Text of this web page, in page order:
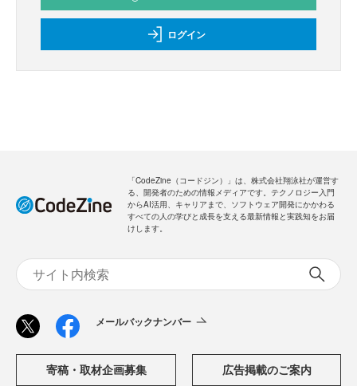
ログイン
「CodeZine（コードジン）」は、株式会社翔泳社が運営す
る、開発者のための情報メディアです。テクノロジー入門
からAI活用、キャリアまで、ソフトウェア開発にかかわる
すべての人の学びと成長を支える最新情報と実践知をお届
けします。
メールバックナンバー
寄稿・取材企画募集 広告掲載のご案内